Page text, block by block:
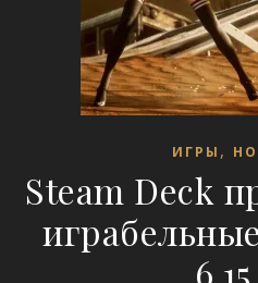
ИГРЫ ,
Steam Deck